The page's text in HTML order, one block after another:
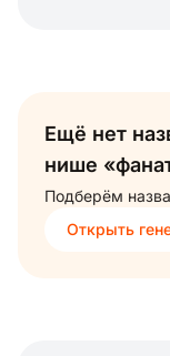
Ещё нет
нише
Подберём
Открыть